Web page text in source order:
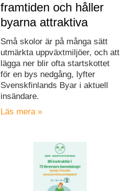
framtiden och håller
byarna attraktiva
Små skolor är på många sätt
utmärkta uppväxtmiljöer, och att
lägga ner blir ofta startskottet
för en bys nedgång, lyfter
Svenskfinlands Byar i aktuell
insändare.
Läs mera »